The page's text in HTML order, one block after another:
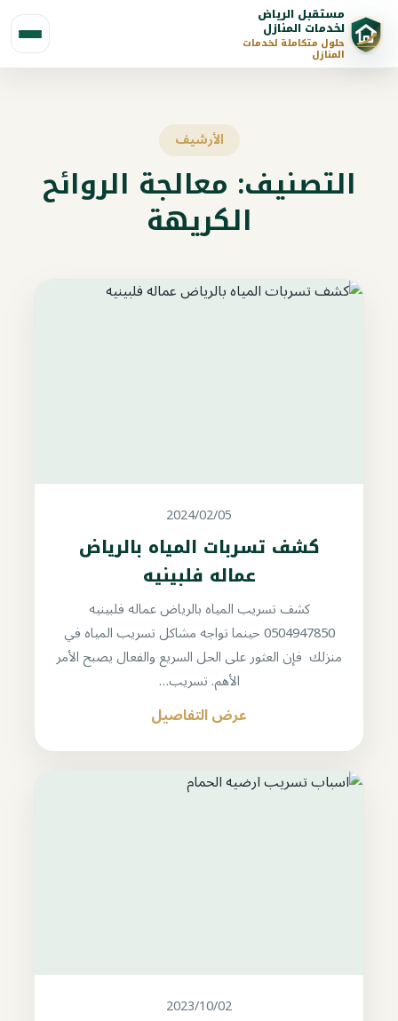
مستقبل الرياض
لخدمات المنازل
حلول متكاملة لخدمات
المنازل
الأرشيف
التصنيف: معالجة الروائح
الكريهة
2024/02/05
كشف تسربات المياه بالرياض
عماله فلبينيه
كشف تسريب المياه بالرياض عماله فلبينيه
0504947850 حينما تواجه مشاكل تسريب المياه في
منزلك فإن العثور على الحل السريع والفعال يصبح الأمر
الأهم. تسريب…
عرض التفاصيل
2023/10/02